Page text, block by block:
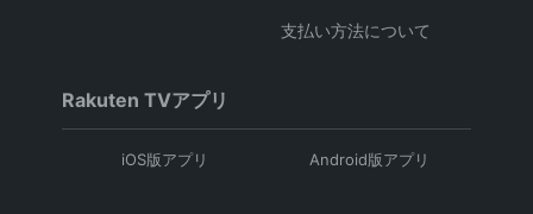
支払い方法について
Rakuten TVアプリ
iOS版アプリ Android版アプリ